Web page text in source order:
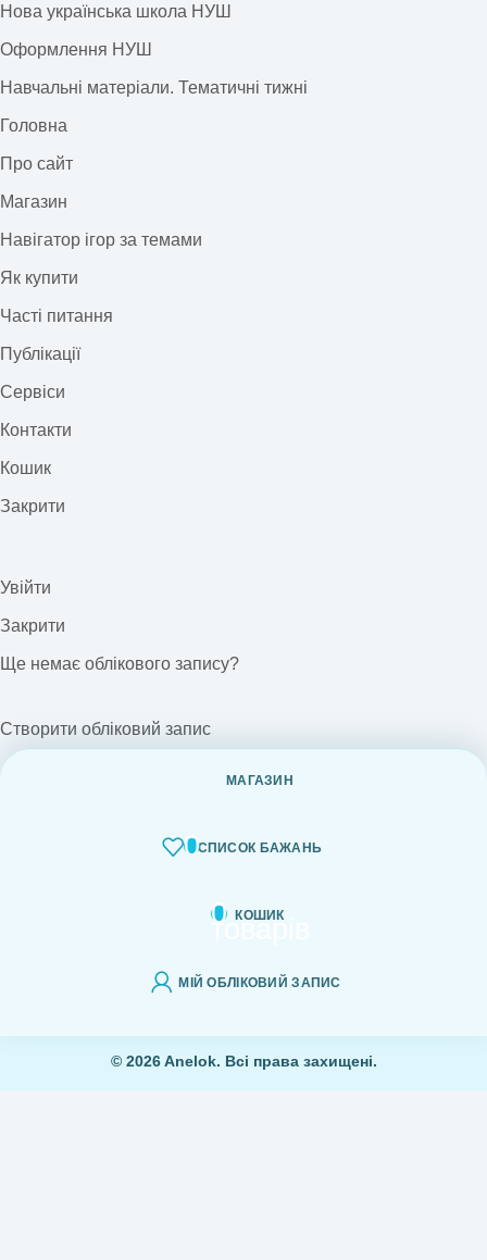
Нова українська школа НУШ
Оформлення НУШ
Навчальні матеріали. Тематичні тижні
Головна
Про сайт
Магазин
Навігатор ігор за темами
Як купити
Часті питання
Публікації
Сервіси
Контакти
Кошик
Закрити
Увійти
Закрити
Ще немає облікового запису?
Створити обліковий запис
МАГАЗИН
0СПИСОК БАЖАНЬ
0
товарів
КОШИК
МІЙ ОБЛІКОВИЙ ЗАПИС
© 2026 Anelok. Всі права захищені.